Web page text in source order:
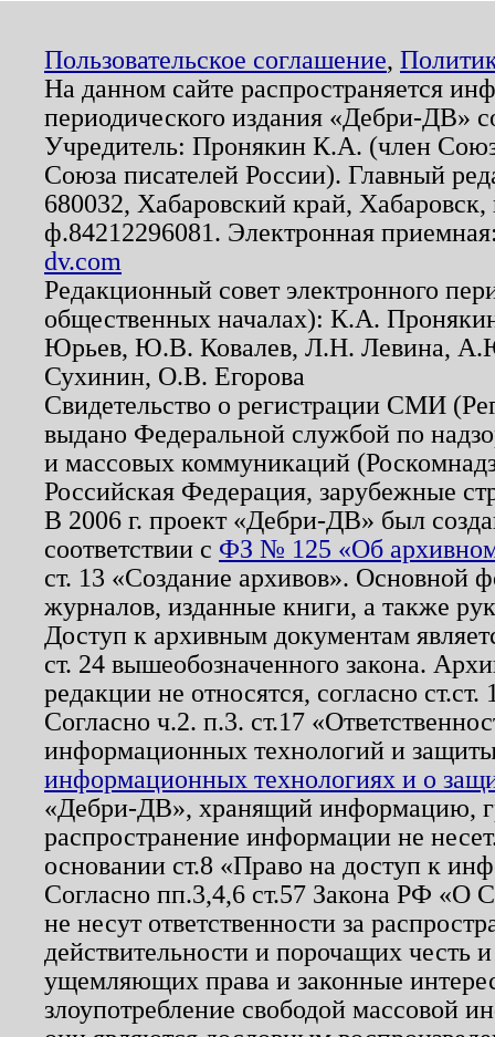
Пользовательское соглашение,
На данном сайте распространяется
периодического издания «Дебри-ДВ»
Учредитель: Пронякин К.А. (член
Союза писателей России). Главный
680032, Хабаровский край,
ф.84212296081. Электронная
dv.com
Редакционный совет электронного
общественных началах): К.А.
Юрьев, Ю.В. Ковалев, Л.Н. Левина,
Сухинин, О.В. Егорова
Свидетельство о регистрации СМИ
выдано Федеральной службой по
и массовых коммуникаций
Российская Федерация, зарубежные
В 2006 г. проект «Дебри-ДВ» был
соответствии с ФЗ № 125 «Об
ст. 13 «Создание архивов». Основной
журналов, изданные книги, а также
Доступ к архивным документам
ст. 24 вышеобозначенного закона.
редакции не относятся, согласно
Согласно ч.2. п.3. ст.17
информационных технологий и
информационных технологиях и о
«Дебри-ДВ», хранящий информацию,
распространение информации не
основании ст.8 «Право на доступ к
Согласно пп.3,4,6 ст.57 Закона РФ «О
не несут ответственности за
действительности и порочащих честь
ущемляющих права и законные
злоупотребление свободой массовой